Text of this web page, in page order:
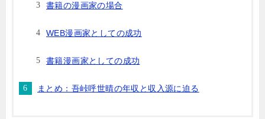
書籍の漫画家の場合
WEB漫画家としての成功
書籍漫画家としての成功
まとめ：吾峠呼世晴の年収と収入源に迫る